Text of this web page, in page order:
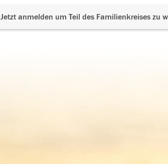
Jetzt anmelden um Teil des Familienkreises zu